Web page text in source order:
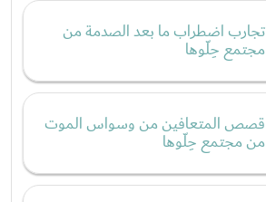
تجارب اضطراب ما بعد الصدمة من
مجتمع حِلّوها
قصص المتعافين من وسواس الموت
من مجتمع حِلّوها